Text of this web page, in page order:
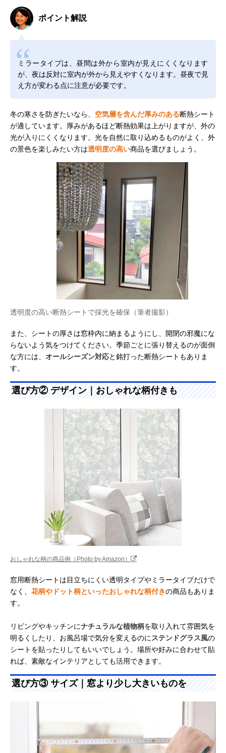
ポイント解説
ミラータイプは、昼間は外から室内が見えにくくなります
が、夜は反対に室内が外から見えやすくなります。昼夜で見
え方が変わる点に注意が必要です。
冬の寒さを防ぎたいなら、 空気層を含んだ厚みのある断熱シート
が適しています。厚みがあるほど断熱効果は上がりますが、外の
光が入りにくくなります。光を自然に取り込めるものがよく、外
の景色を楽しみたい方は透明度の高い商品を選びましょう。
透明度の高い断熱シートで採光を確保（筆者撮影）
また、シートの厚さは窓枠内に納まるようにし、開閉の邪魔にな
らないよう気をつけてください。季節ごとに張り替えるのが面倒
な方には、 オールシーズン対応と銘打った断熱シートもありま
す。
選び方② デザイン｜おしゃれな柄付きも
おしゃれな柄の商品例（Photo by Amazon）
窓用断熱シートは目立ちにくい透明タイプやミラータイプだけで
なく、 花柄やドット柄といったおしゃれな柄付きの商品もありま
す。
リビングやキッチンにナチュラルな植物柄を取り入れて雰囲気を
明るくしたり、お風呂場で気分を変えるのに ステンドグラス風の
シートを貼ったりしてもいいでしょう。場所や好みに合わせて貼
れば、素敵なインテリアとしても活用できます。
選び方③ サイズ｜窓より少し大きいものを